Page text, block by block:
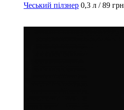
Чеський пілзнер 0,3 л / 89 грн